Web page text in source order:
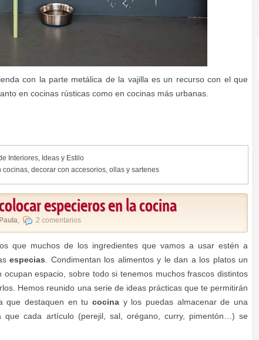
con la parte metálica de la vajilla es un recurso con el que
en cocinas rústicas como en cocinas más urbanas.
Interiores, Ideas y Estilo
cocinas, decorar con accesorios, ollas y sartenes
especieros en la cocina
Paula, 2 comentarios
que muchos de los ingredientes que vamos a usar estén a
especias . Condimentan los alimentos y le dan a los platos un
espacio, sobre todo si tenemos muchos frascos distintos
Hemos reunido una serie de ideas prácticas que te permitirán
que destaquen en tucocina y los puedas almacenar de una
que cada artículo (perejil, sal, orégano, curry, pimentón…) se